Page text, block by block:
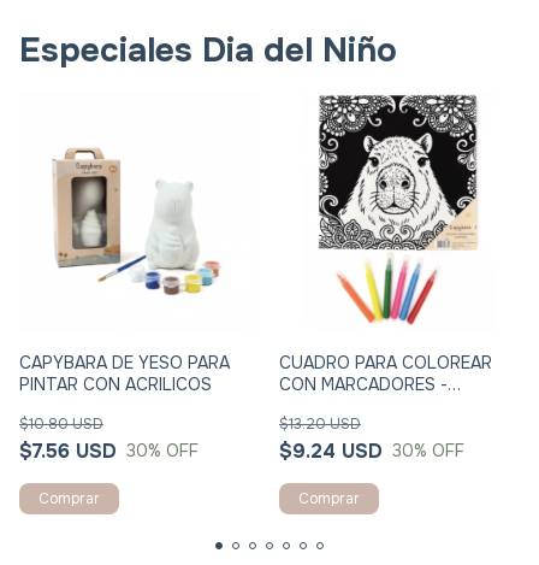
$7.56 USD
$10.80 USD
% OFF
CUADRO PARA COLOREAR
CON MARCADORES -
CAPYBARA - DETALLES EN
PANA - 30X40CM
$9.24 USD
$13.20 USD
30% OFF
Envio gratis en compras superiores a los
$100.000